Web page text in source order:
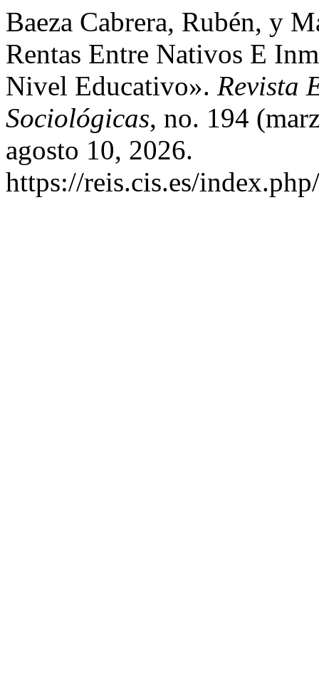
Baeza Cabrera, Rubén, y
Rentas Entre Nativos E
Nivel Educativo». Revista
Sociológicas, no. 194
agosto 10, 2026.
https://reis.cis.es/